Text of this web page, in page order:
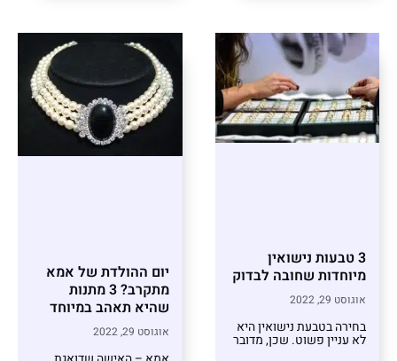
3 טבעות נישואין
מיוחדות שחובה לבדוק
אוגוסט 29, 2022
בחירה בטבעת נישואין היא
לא עניין פשוט. שכן, מדובר
יום ההולדת של אמא
מתקרב? 3 מתנות
שהיא תאהב במיוחד
אוגוסט 29, 2022